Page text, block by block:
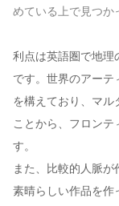
めている上で見つか
利点は英語圏で地理
です。世界のアーテ
を構えており、マル
ことから、フロンテ
す。
また、比較的人脈が
素晴らしい作品を作